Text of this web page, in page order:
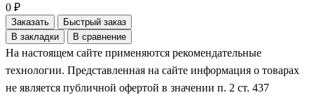
0 ₽
Заказать
Быстрый заказ
В закладки
В сравнение
На настоящем сайте применяются рекомендательные
технологии. Представленная на сайте информация о товарах
не является публичной офертой в значении п. 2 ст. 437